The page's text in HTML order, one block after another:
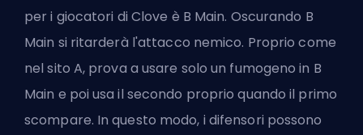
per i giocatori di Clove è B Main. Oscurando B
Main si ritarderà l'attacco nemico. Proprio come
nel sito A, prova a usare solo un fumogeno in B
Main e poi usa il secondo proprio quando il primo
scompare. In questo modo, i difensori possono